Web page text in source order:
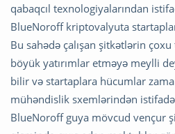
qabaqcıl texnologiyalarından
BlueNoroff kriptovalyuta
Bu sahədə çalışan şitkətlərin
böyük yatırımlar etməyə meylli
bilir və startaplara hücumlar
mühəndislik sxemlərindən
BlueNoroff guya mövcud vençur